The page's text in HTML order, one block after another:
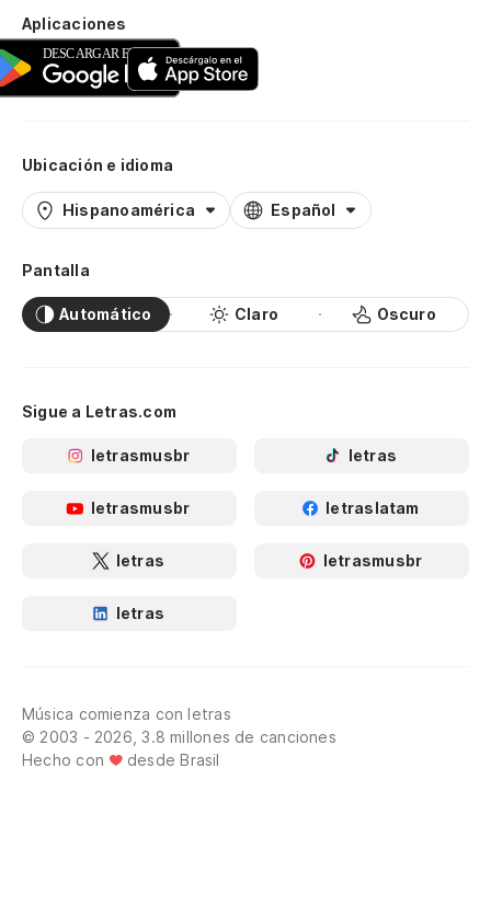
Aplicaciones
Ubicación e idioma
Hispanoamérica Español
Pantalla
Automático Claro Oscuro
Sigue a Letras.com
letrasmusbr letras
letrasmusbr letraslatam
letras letrasmusbr
letras
Música comienza con letras
© 2003 - 2026, 3.8 millones de canciones
Hecho con
desde Brasil